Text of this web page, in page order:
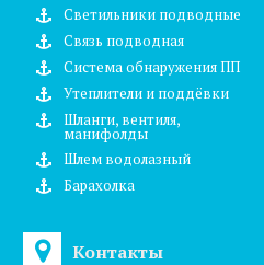
Светильники подводные
Связь подводная
Система обнаружения ПП
Утеплители и поддёвки
Шланги, вентиля,
манифолды
Шлем водолазный
Барахолка
Контакты